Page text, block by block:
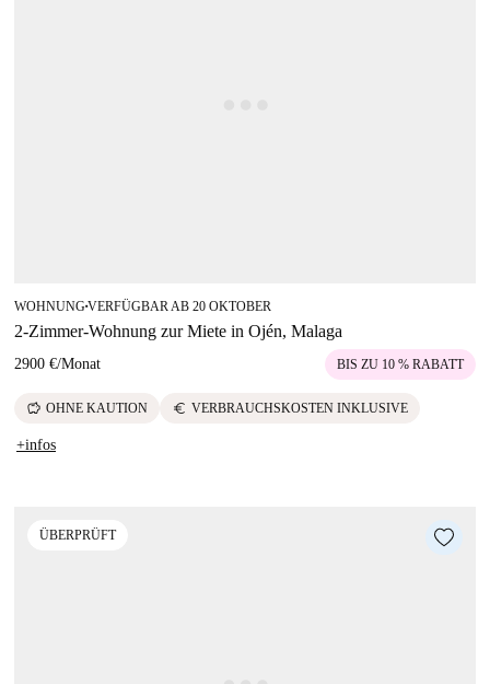
WOHNUNG■VERFÜGBAR AB 20 OKTOBER
2-Zimmer-Wohnung zur Miete in Ojén, Malaga
2900 €/Monat BIS ZU 10 % RABATT
savings OHNE KAUTION euro VERBRAUCHSKOSTEN INKLUSIVE
+infos
ÜBERPRÜFT